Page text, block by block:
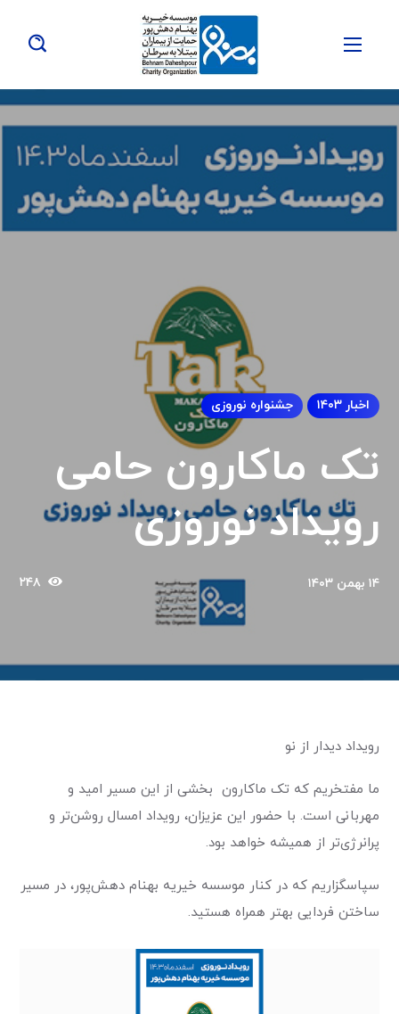
اخبار ۱۴۰۳ جشنواره نوروزی
تک ماکارون حامی
رویداد نوروزی
۱۴ بهمن ۱۴۰۳ ۲۴۸
رویداد دیدار از نو
ما مفتخریم که تک ماکارون بخشی از این مسیر امید و
مهربانی است. با حضور این عزیزان، رویداد امسال روشن‌تر و
پرانرژی‌تر از همیشه خواهد بود.
سپاسگزاریم که در کنار موسسه خیریه بهنام دهش‌پور، در مسیر
ساختن فردایی بهتر همراه هستید.